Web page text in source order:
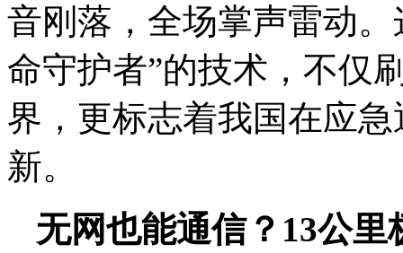
音刚落，全场掌声雷动
命守护者”的技术，不仅
界，更标志着我国在应
新。
无网也能通信？13公